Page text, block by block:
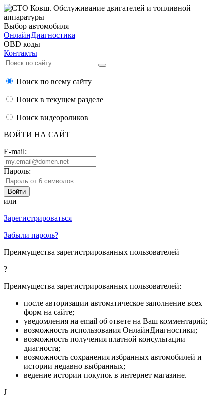
Выбор автомобиля
ОнлайнДиагностика
OBD коды
Контакты
Поиск по всему сайту
Поиск в текущем разделе
Поиск видеороликов
ВОЙТИ НА САЙТ
E-mail:
Пароль:
или
Зарегистрироваться
Забыли пароль?
Преимущества зарегистрированных пользователей
?
Преимущества зарегистрированных пользователей:
после авторизации автоматическое заполнение всех
форм на сайте;
уведомления на email об ответе на Ваш комментарий;
возможность использования ОнлайнДиагностики;
возможность получения платной консультации
диагноста;
возможность сохранения избранных автомобилей и
истории недавно выбранных;
ведение истории покупок в интернет магазине.
J